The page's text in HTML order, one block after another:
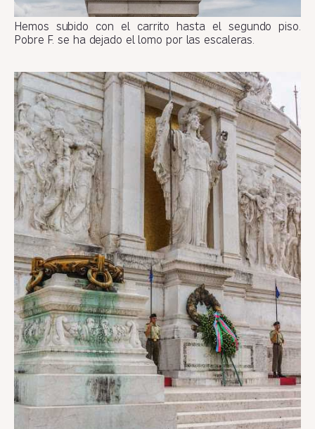
Hemos subido con el carrito hasta el segundo piso.
Pobre F. se ha dejado el lomo por las escaleras.